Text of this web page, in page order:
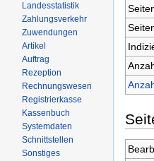
Landesstatistik
Zahlungsverkehr
Zuwendungen
Artikel
Auftrag
Rezeption
Rechnungswesen
Registrierkasse
Kassenbuch
Systemdaten
Schnittstellen
Sonstiges